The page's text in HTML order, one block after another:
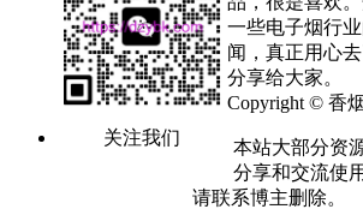
关注我们
一些电子烟行
闻，真正用心
分享给大家。
Copyright © 香
本站大部分资
分享和交流使
请联系博主删除。